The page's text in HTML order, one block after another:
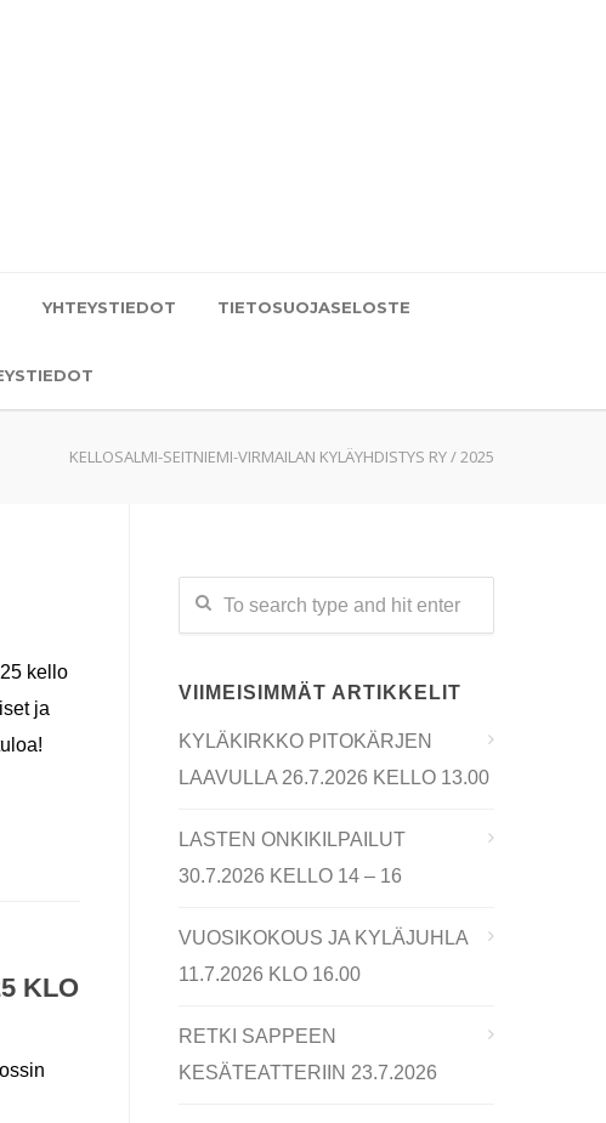
YHTEYSTIEDOT TIETOSUOJASELOSTE
KELLOSALMI-SEITNIEMI-VIRMAILAN KYLÄYHDISTYS RY/2025
kello
ja
KLO
VIIMEISIMMÄT ARTIKKELIT
KYLÄKIRKKO PITOKÄRJEN
LAAVULLA 26.7.2026 KELLO 13.00
LASTEN ONKIKILPAILUT
30.7.2026 KELLO 14 – 16
VUOSIKOKOUS JA KYLÄJUHLA
11.7.2026 KLO 16.00
RETKI SAPPEEN
KESÄTEATTERIIN 23.7.2026